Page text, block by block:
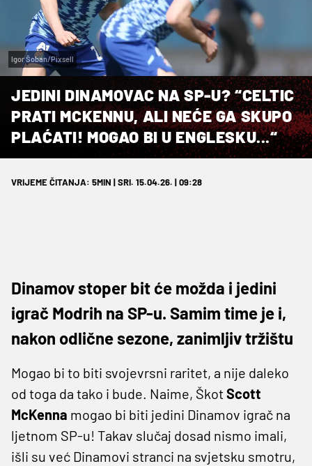
Igor Šoban/Pixsell
JEDINI DINAMOVAC NA SP-U? “CELTIC
PRATI MCKENNU, ALI NEĆE GA SKUPO
PLAĆATI! MOGAO BI U ENGLESKU...“
VRIJEME ČITANJA: 5MIN | SRI. 15.04.26. | 09:28
Dinamov stoper bit će možda i jedini
igrač Modrih na SP-u. Samim time je i,
nakon odlične sezone, zanimljiv tržištu
Mogao bi to biti svojevrsni raritet, a nije daleko
od toga da tako i bude. Naime, ŠkotScott
McKenna mogao bi biti jedini Dinamov igrač na
ljetnom SP-u! Takav slučaj dosad nismo imali,
išli su već Dinamovi stranci na svjetsku smotru,